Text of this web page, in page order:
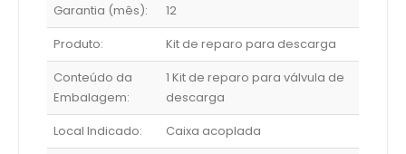
Garantia (mês):
12
Produto:
Kit de reparo para descarga
Conteúdo da
Embalagem:
1 Kit de reparo para válvula de
descarga
Local Indicado:
Caixa acoplada